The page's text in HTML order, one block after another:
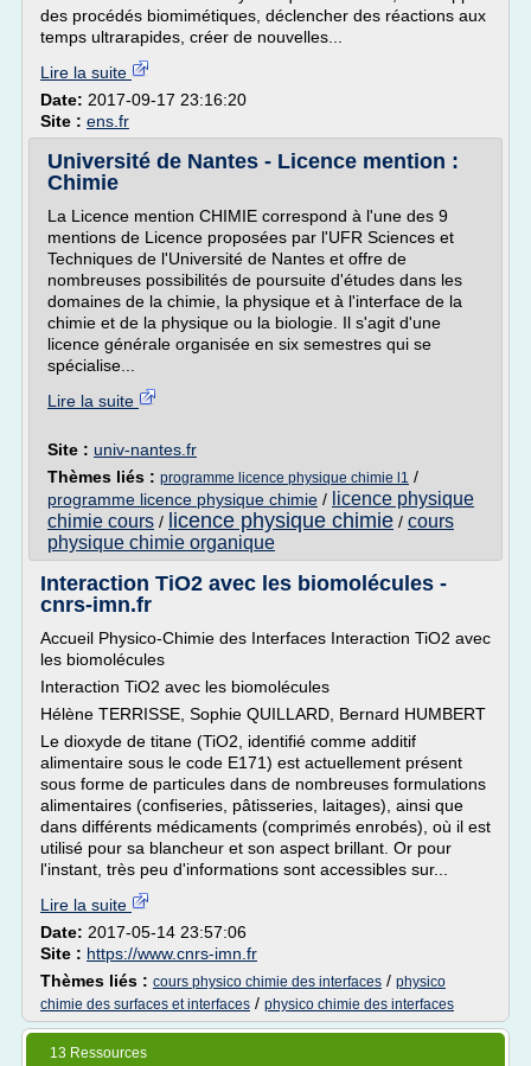
des procédés biomimétiques, déclencher des réactions aux
temps ultrarapides, créer de nouvelles...
Lire la suite
Date: 2017-09-17 23:16:20
Site : ens.fr
Université de Nantes - Licence mention :
Chimie
La Licence mention CHIMIE correspond à l'une des 9
mentions de Licence proposées par l'UFR Sciences et
Techniques de l'Université de Nantes et offre de
nombreuses possibilités de poursuite d'études dans les
domaines de la chimie, la physique et à l'interface de la
chimie et de la physique ou la biologie. Il s'agit d'une
licence générale organisée en six semestres qui se
spécialise...
Lire la suite
Site : univ-nantes.fr
Thèmes liés : programme licence physique chimie l1 /
programme licence physique chimie / licence physique
chimie cours / licence physique chimie / cours
physique chimie organique
Interaction TiO2 avec les biomolécules -
cnrs-imn.fr
Accueil Physico-Chimie des Interfaces Interaction TiO2 avec
les biomolécules
Interaction TiO2 avec les biomolécules
Hélène TERRISSE, Sophie QUILLARD, Bernard HUMBERT
Le dioxyde de titane (TiO2, identifié comme additif
alimentaire sous le code E171) est actuellement présent
sous forme de particules dans de nombreuses formulations
alimentaires (confiseries, pâtisseries, laitages), ainsi que
dans différents médicaments (comprimés enrobés), où il est
utilisé pour sa blancheur et son aspect brillant. Or pour
l'instant, très peu d'informations sont accessibles sur...
Lire la suite
Date: 2017-05-14 23:57:06
Site : https://www.cnrs-imn.fr
Thèmes liés : cours physico chimie des interfaces / physico
chimie des surfaces et interfaces / physico chimie des interfaces
13 Ressources